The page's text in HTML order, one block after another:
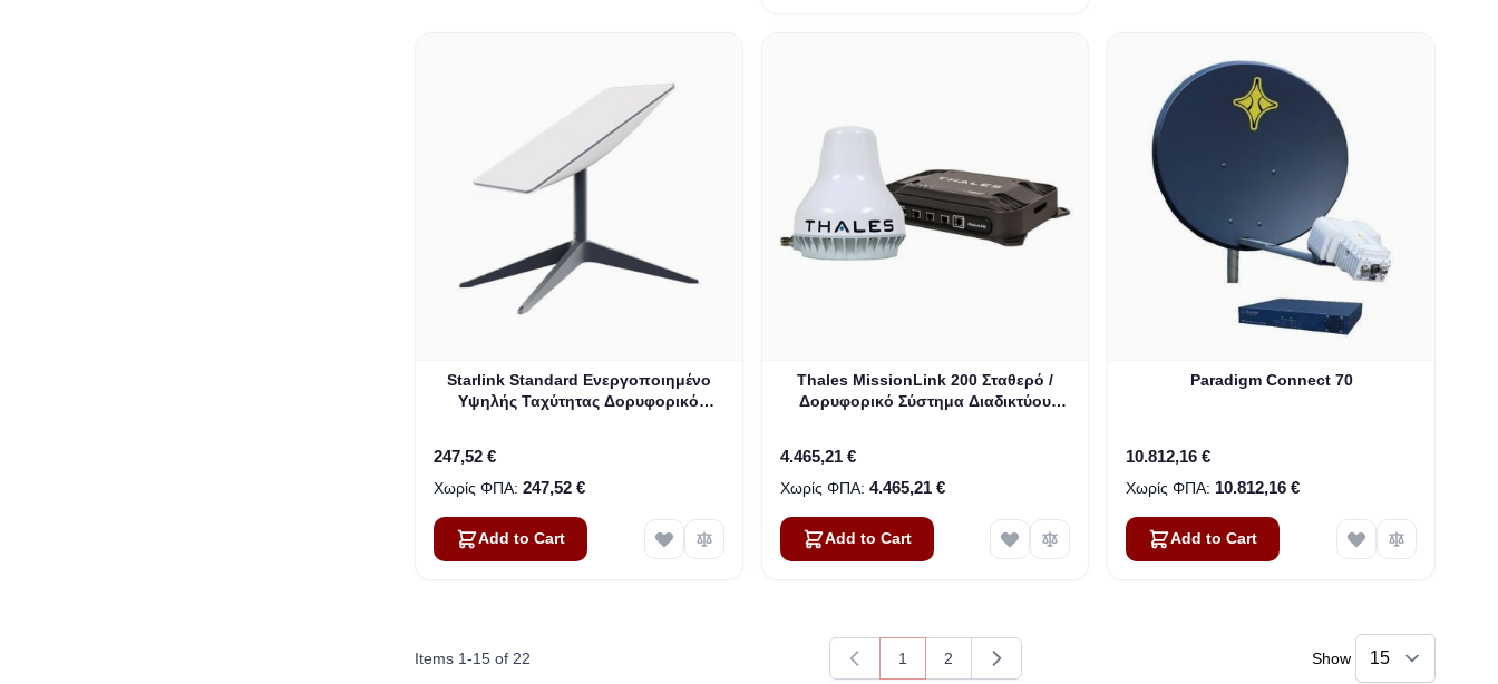
Starlink Standard Ενεργοποιημένο
Υψηλής Ταχύτητας Δορυφορικό
247,52 €
247,52 €
Add to Cart
Thales MissionLink 200 Σταθερό /
Δορυφορικό Σύστημα Διαδικτύου
4.465,21 €
4.465,21 €
Add to Cart
Paradigm Connect 70
10.812,16 €
10.812,16 €
Add to Cart
Items 1-15 of 22
You're currently reading page
1
Page
2 Show